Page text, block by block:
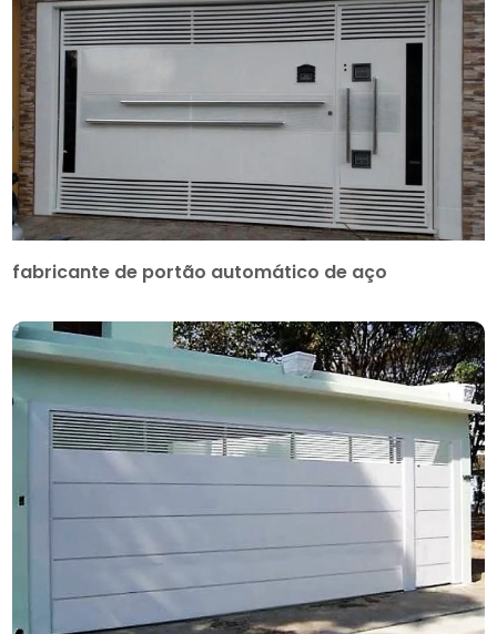
fabricante de portão automático de aço